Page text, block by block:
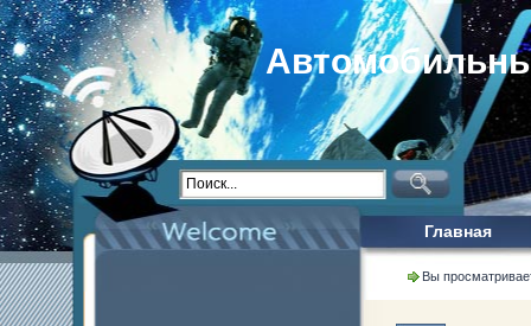
Главная
Вы